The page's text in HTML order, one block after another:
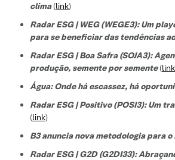
clima(link)
Radar ESG | WEG (WEGE3): Um
para se beneficiar das tendências
Radar ESG | Boa Safra (SOJA3):
produção, semente por semente(link
Água: Onde há escassez, há
Radar ESG | Positivo (POSI3): Um
(link)
B3 anuncia nova metodologia para
Radar ESG | G2D (G2DI33):